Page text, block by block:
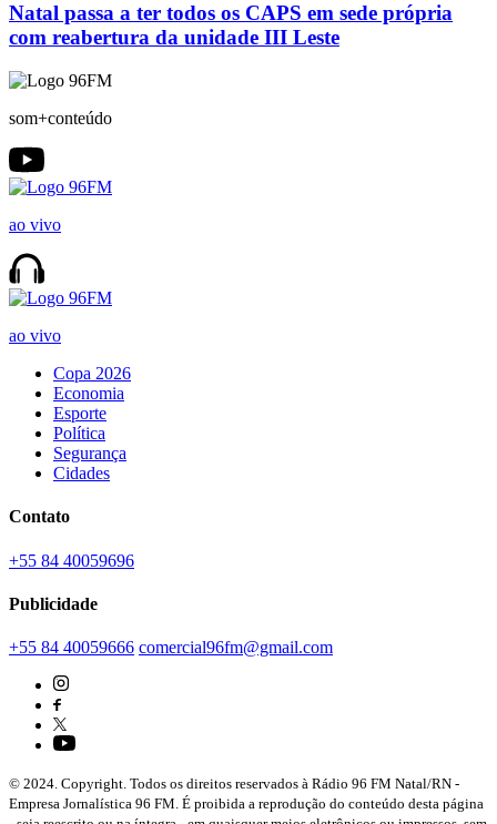
Natal passa a ter todos os CAPS em sede própria
com reabertura da unidade III Leste
som+conteúdo
ao vivo
ao vivo
Copa 2026
Economia
Esporte
Política
Segurança
Cidades
Contato
+55 84 40059696
Publicidade
+55 84 40059666 comercial96fm@gmail.com
© 2024. Copyright. Todos os direitos reservados à Rádio 96 FM Natal/RN -
Empresa Jornalística 96 FM. É proibida a reprodução do conteúdo desta página